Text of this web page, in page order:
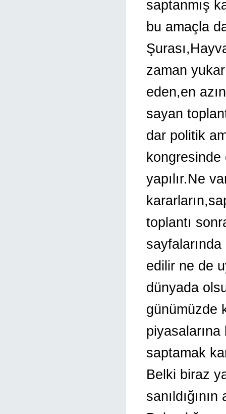
saptanmış
bu amaçla
zaman
eden,en
sayan
dar politik
kongresinde
yapılır.Ne
toplantı
edilir ne de
dünyada
günümüzde
piyasalarına
saptamak
Belki biraz